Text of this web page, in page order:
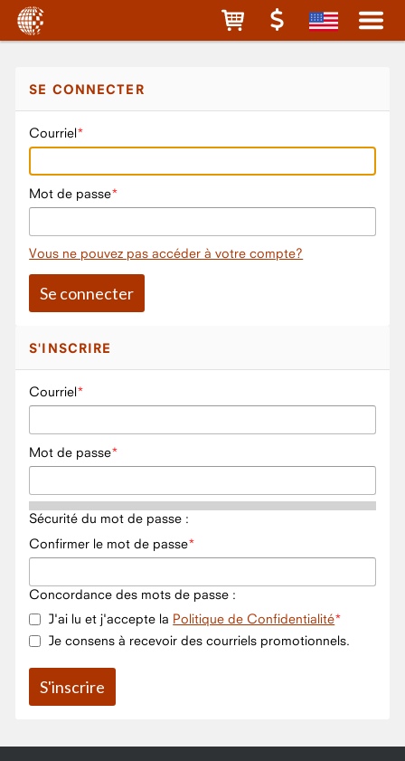
SE CONNECTER
Courriel
Mot de passe
Vous ne pouvez pas accéder à votre compte?
S'INSCRIRE
Courriel
Mot de passe
Sécurité du mot de passe :
Confirmer le mot de passe
Concordance des mots de passe :
J'ai lu et j'accepte la Politique de Confidentialité
Je consens à recevoir des courriels promotionnels.